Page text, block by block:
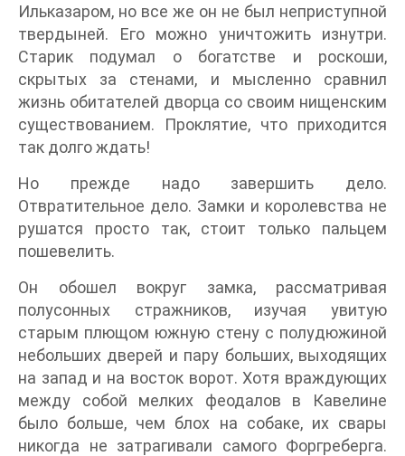
Ильказаром, но все же он не был неприступной
твердыней. Его можно уничтожить изнутри.
Старик подумал о богатстве и роскоши,
скрытых за стенами, и мысленно сравнил
жизнь обитателей дворца со своим нищенским
существованием. Проклятие, что приходится
так долго ждать!
Но прежде надо завершить дело.
Отвратительное дело. Замки и королевства не
рушатся просто так, стоит только пальцем
пошевелить.
Он обошел вокруг замка, рассматривая
полусонных стражников, изучая увитую
старым плющом южную стену с полудюжиной
небольших дверей и пару больших, выходящих
на запад и на восток ворот. Хотя враждующих
между собой мелких феодалов в Кавелине
было больше, чем блох на собаке, их свары
никогда не затрагивали самого Форгреберга.